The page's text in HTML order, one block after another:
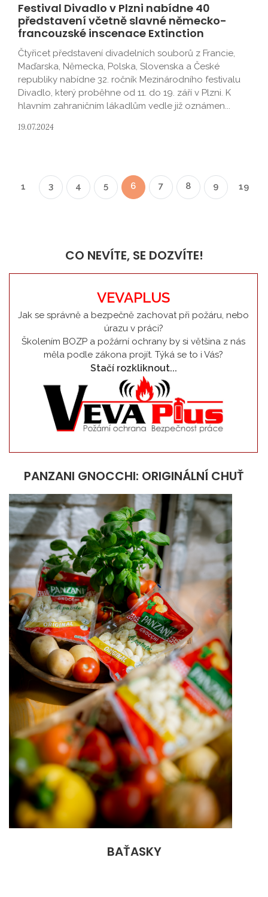
Festival Divadlo v Plzni nabídne 40
představení včetně slavné německo-
francouzské inscenace Extinction
Čtyřicet představení divadelních souborů z Francie,
Maďarska, Německa, Polska, Slovenska a České
republiky nabídne 32. ročník Mezinárodního festivalu
Divadlo, který proběhne od 11. do 19. září v Plzni. K
hlavním zahraničním lákadlům vedle již oznámen...
19.07.2024
1 3 4 5 6 7 8 9 19
CO NEVÍTE, SE DOZVÍTE!
VEVAPLUS
Jak se správně a bezpečně zachovat při požáru, nebo
úrazu v práci?
Školením BOZP a požární ochrany by si většina z nás
měla podle zákona projít. Týká se to i Vás?
Stačí rozkliknout...
PANZANI GNOCCHI: ORIGINÁLNÍ CHUŤ
BAŤASKY